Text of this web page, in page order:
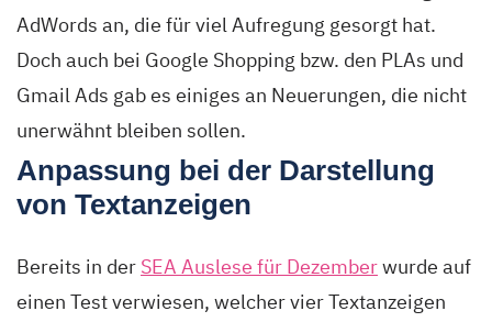
AdWords an, die für viel Aufregung gesorgt hat.
Doch auch bei Google Shopping bzw. den PLAs und
Gmail Ads gab es einiges an Neuerungen, die nicht
unerwähnt bleiben sollen.
Anpassung bei der Darstellung
von Textanzeigen
Bereits in der SEA Auslese für Dezemberwurde auf
einen Test verwiesen, welcher vier Textanzeigen